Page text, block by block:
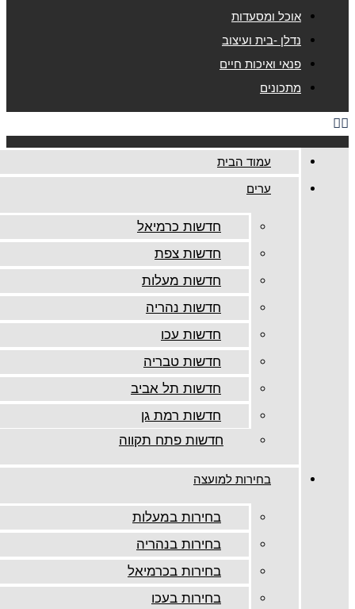
אוכל ומסעדות
נדלן -בית ועיצוב
פנאי ואיכות חיים
מתכונים
עמוד הבית
ערים
חדשות כרמיאל
חדשות צפת
חדשות מעלות
חדשות נהריה
חדשות עכו
חדשות טבריה
חדשות תל אביב
חדשות רמת גן
חדשות פתח תקווה
בחירות למועצה
בחירות במעלות
בחירות בנהריה
בחירות בכרמיאל
בחירות בעכו